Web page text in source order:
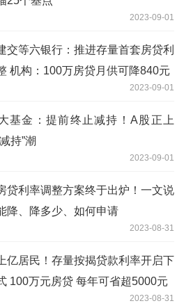
2023-09-01
交等六银行：推进存量首套房贷利
机构：100万房贷月供可降840元
2023-09-01
基金：提前终止减持！A股正上
持”潮
2023-09-01
贷利率调整方案终于出炉！一文说
降、降多少、如何申请
2023-08-31
亿居民！存量按揭贷款利率开启下
100万元房贷 每年可省超5000元
2023-08-31